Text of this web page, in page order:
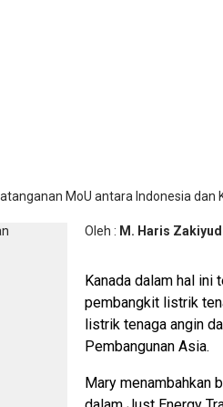
MoU antara Indonesia dan
Oleh : M. Haris
Kanada dalam hal
pembangkit listrik
listrik tenaga angin
Pembangunan Asia.
Mary menambahkan